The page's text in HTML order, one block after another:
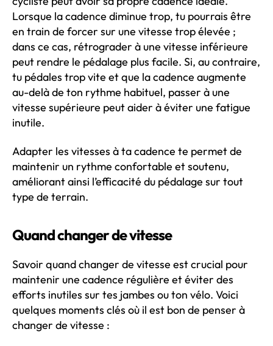
Lorsque la cadence diminue trop, tu pourrais être
en train de forcer sur une vitesse trop élevée ;
dans ce cas, rétrograder à une vitesse inférieure
peut rendre le pédalage plus facile. Si, au contraire,
tu pédales trop vite et que la cadence augmente
au-delà de ton rythme habituel, passer à une
vitesse supérieure peut aider à éviter une fatigue
inutile.
Adapter les vitesses à ta cadence te permet de
maintenir un rythme confortable et soutenu,
améliorant ainsi l’efficacité du pédalage sur tout
type de terrain.
Quand changer de vitesse
Savoir quand changer de vitesse est crucial pour
maintenir une cadence régulière et éviter des
efforts inutiles sur tes jambes ou ton vélo. Voici
quelques moments clés où il est bon de penser à
changer de vitesse :